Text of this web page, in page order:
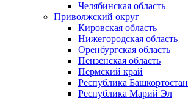
Челябинская область
Приволжский округ
Кировская область
Нижегородская область
Оренбургская область
Пензенская область
Пермский край
Республика Башкортостан
Республика Марий Эл